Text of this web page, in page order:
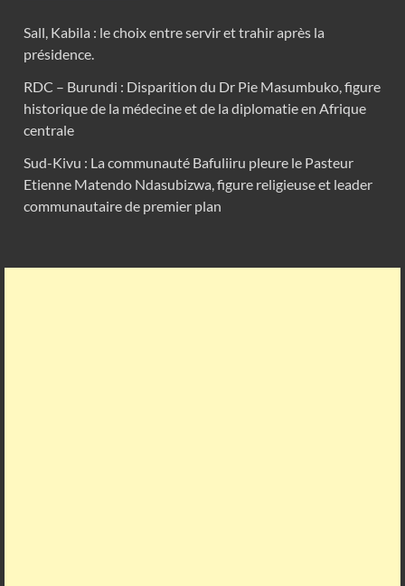
Sall, Kabila : le choix entre servir et trahir après la
présidence.
RDC – Burundi : Disparition du Dr Pie Masumbuko, figure
historique de la médecine et de la diplomatie en Afrique
centrale
Sud-Kivu : La communauté Bafuliiru pleure le Pasteur
Etienne Matendo Ndasubizwa, figure religieuse et leader
communautaire de premier plan